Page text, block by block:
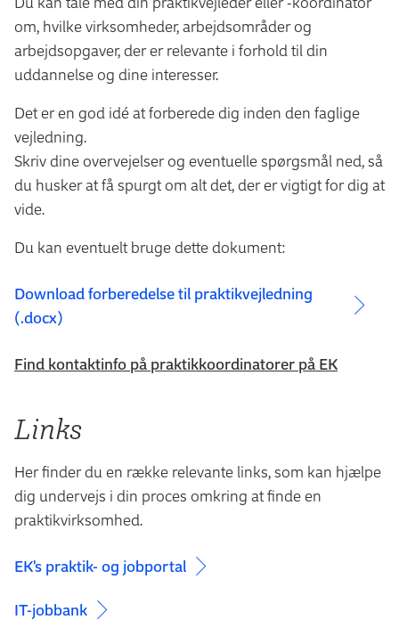
om, hvilke virksomheder, arbejdsområder og
arbejdsopgaver, der er relevante i forhold til din
uddannelse og dine interesser.
Det er en god idé at forberede dig inden den faglige
vejledning.
Skriv dine overvejelser og eventuelle spørgsmål ned, så
du husker at få spurgt om alt det, der er vigtigt for dig at
vide.
Du kan eventuelt bruge dette dokument:
Download forberedelse til praktikvejledning
(.docx)
Find kontaktinfo på praktikkoordinatorer på EK
Links
Her finder du en række relevante links, som kan hjælpe
dig undervejs i din proces omkring at finde en
praktikvirksomhed.
EK's praktik- og jobportal
IT-jobbank